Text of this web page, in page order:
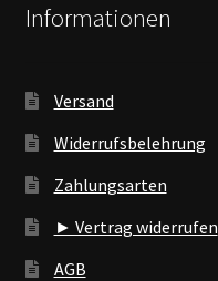
Informationen
Versand
Widerrufsbelehrung
Zahlungsarten
► Vertrag widerrufen
AGB